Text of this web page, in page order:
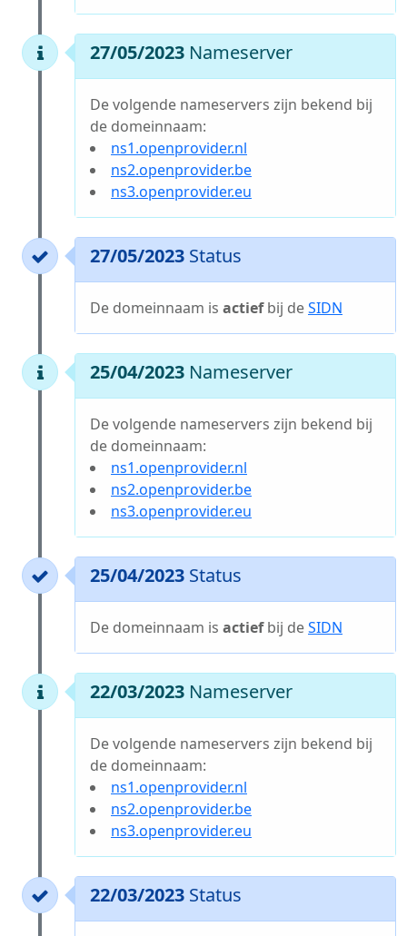
27/05/2023 Nameserver
De volgende nameservers zijn bekend bij
de domeinnaam:
ns1.openprovider.nl
ns2.openprovider.be
ns3.openprovider.eu
27/05/2023 Status
De domeinnaam is actiefbij deSIDN
25/04/2023 Nameserver
De volgende nameservers zijn bekend bij
de domeinnaam:
ns1.openprovider.nl
ns2.openprovider.be
ns3.openprovider.eu
25/04/2023 Status
De domeinnaam is actiefbij deSIDN
22/03/2023 Nameserver
De volgende nameservers zijn bekend bij
de domeinnaam:
ns1.openprovider.nl
ns2.openprovider.be
ns3.openprovider.eu
22/03/2023 Status